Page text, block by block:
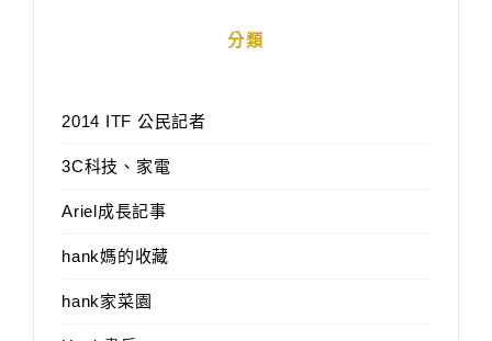
分類
2014 ITF 公民記者
3C科技、家電
Ariel成長記事
hank媽的收藏
hank家菜園